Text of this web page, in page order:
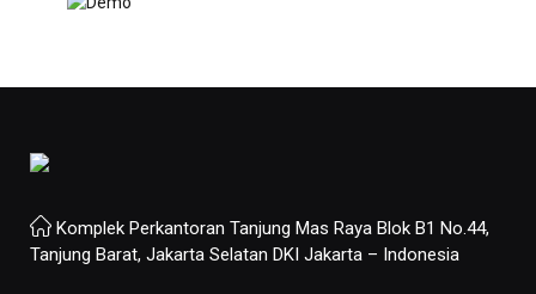
Komplek Perkantoran Tanjung Mas Raya Blok B1 No.44,
Tanjung Barat, Jakarta Selatan DKI Jakarta – Indonesia